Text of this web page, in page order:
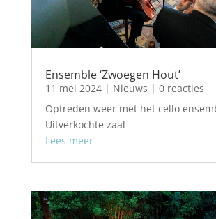
Ensemble ‘Zwoegen Hout’
11 mei 2024| Nieuws | 0 reacties
Optreden weer met het cello
Uitverkochte zaal
Lees meer